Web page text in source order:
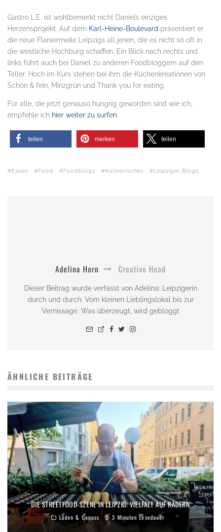
Gastro L.E. ist wohlbemerkt nicht Daniels einziges
Herzensprojekt. Auf dem Karl-Heine-Boulevard präsentiert er
die neue Flaniermeile Leipzigs all jenen, die es nicht so oft in
die westliche Hochburg schaffen. Ein Blick nach rechts und
links führt auch bei Daniel zu anderen Foodbloggern auf den
Teller. Hoch im Kurs stehen bei ihm die Küchenkreationen von
Schön & fein, Minzgrün und Thank you for eating.
Für alle, die jetzt genauso hungrig geworden sind wie ich,
empfehle ich hier weiter zu surfen.
teilen merken teilen
Essen Food Foodblogs Kulinarisches Leipziger Blogs
Adelina Horn Creative Head
Dieser Beitrag wurde verfasst von Adelina: Leipzigerin
durch und durch. Vom kleinen Lieblingslokal bis zur
Vernissage. Was überzeugt, wird gebloggt
ÄHNLICHE BEITRÄGE
DIE STREETFOOD-SZENE IN LEIPZIG: VIELFALT AUF RÄDERN
Läden & Genuss 3 Minuten Lesedauer